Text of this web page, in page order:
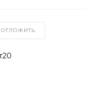
ОТЛОЖИТЬ